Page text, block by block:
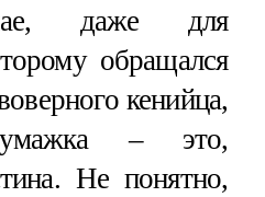
даже для
обращался
кенийца,
– это,
Не понятно,